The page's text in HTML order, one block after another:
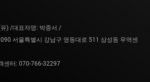
) /대표자명: 박중서 /
서울특별시 강남구 영동대로 511 삼성동 무역센
센터: 070-766-32297